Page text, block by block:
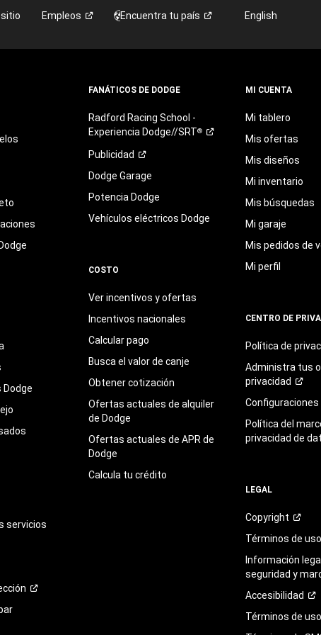
sitio Empleos Encuentra tu país English
Dodge
servicios
FANÁTICOS DE DODGE
Radford Racing School -
Experiencia Dodge//SRT®
Publicidad
Dodge Garage
Potencia Dodge
Vehículos eléctricos Dodge
COSTO
Ver incentivos y ofertas
Incentivos nacionales
Calcular pago
Busca el valor de canje
Obtener cotización
Ofertas actuales de alquiler
de Dodge
Ofertas actuales de APR de
Dodge
Calcula tu crédito
MI CUENTA
Mi tablero
Mis ofertas
Mis diseños
Mi inventario
Mis búsquedas
Mi garaje
Mis pedidos de
Mi perfil
CENTRO DE
Política de
Administra tus
privacidad
Configuraciones
Política del
privacidad de
LEGAL
Copyright
Términos deuso
Información
seguridad y
Accesibilidad
Términos de